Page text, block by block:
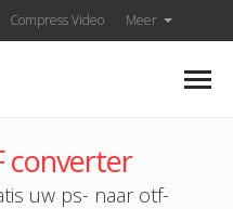
Compress Video Meer
converter
uw ps- naar otf-